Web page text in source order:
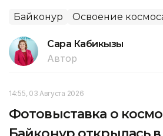
Байконур Освоение
Сара Кабикызы
Автор
14:55, 03 Августа 2026
Фотовыставка о